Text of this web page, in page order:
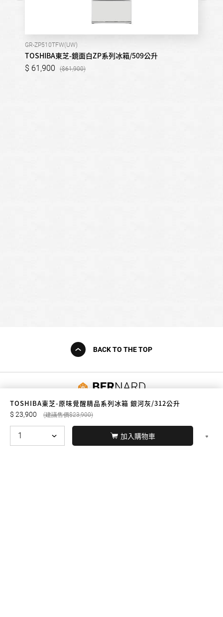
TOSHIBA東芝-原味覺醒精品系列冰箱 銀河灰/312公升
23,900 23,900
加入購物車
GR-ZP510TFW(UW)
TOSHIBA東芝-鏡面白ZP系列冰箱/509公升
61,900 61,900
BACK TO THE TOP
友誠購物
© BERNARD 2021 WEBDESIGN